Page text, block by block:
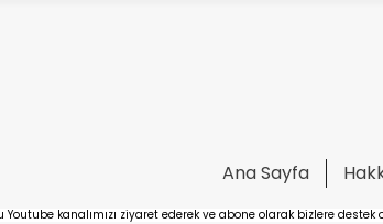
Ana Sayfa
kanalımızı ziyaret ederek ve abone olarak bizlere destek